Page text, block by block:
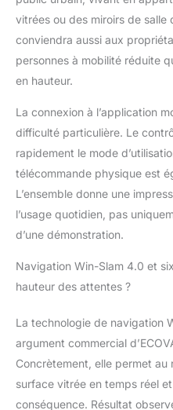
vitrées ou des miroirs de salle
conviendra aussi aux
personnes à mobilité réduite
en hauteur.
La connexion à l’application
difficulté particulière. Le
rapidement le mode
télécommande physique est
L’ensemble donne une
l’usage quotidien, pas
d’une démonstration.
Navigation Win-Slam 4.0 et
hauteur des attentes ?
La technologie de navigation
argument commercial
Concrètement, elle permet
surface vitrée en temps réel
conséquence. Résultat